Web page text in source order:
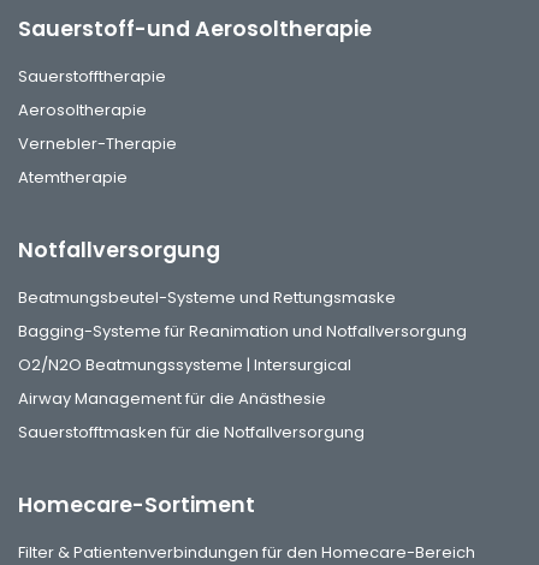
Sauerstoff-und Aerosoltherapie
Sauerstofftherapie
Aerosoltherapie
Vernebler-Therapie
Atemtherapie
Notfallversorgung
Beatmungsbeutel-Systeme und Rettungsmaske
Bagging-Systeme für Reanimation und Notfallversorgung
O2/N2O Beatmungssysteme | Intersurgical
Airway Management für die Anästhesie
Sauerstofftmasken für die Notfallversorgung
Homecare-Sortiment
Filter & Patientenverbindungen für den Homecare-Bereich